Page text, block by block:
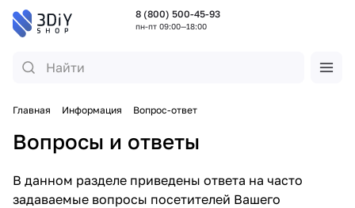
8 (800) 500-45-93
пн-пт 09:00—18:00
Главная Информация Вопрос-ответ
Вопросы и ответы
В данном разделе приведены ответа на часто
задаваемые вопросы посетителей Вашего